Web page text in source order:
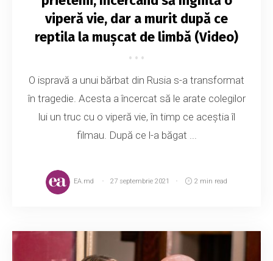
viperă vie, dar a murit după ce
reptila la mușcat de limbă (Video)
O ispravă a unui bărbat din Rusia s-a transformat
în tragedie. Acesta a încercat să le arate colegilor
lui un truc cu o viperă vie, în timp ce aceștia îl
filmau. După ce l-a băgat ...
EA.md 27 septembrie 2021 2 min read